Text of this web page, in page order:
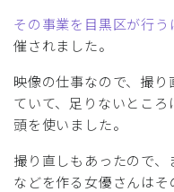
その事業を目黒区が行う
催されました。
映像の仕事なので、撮
ていて、足りないとこ
頭を使いました。
撮り直しもあったので
などを作る女優さんは